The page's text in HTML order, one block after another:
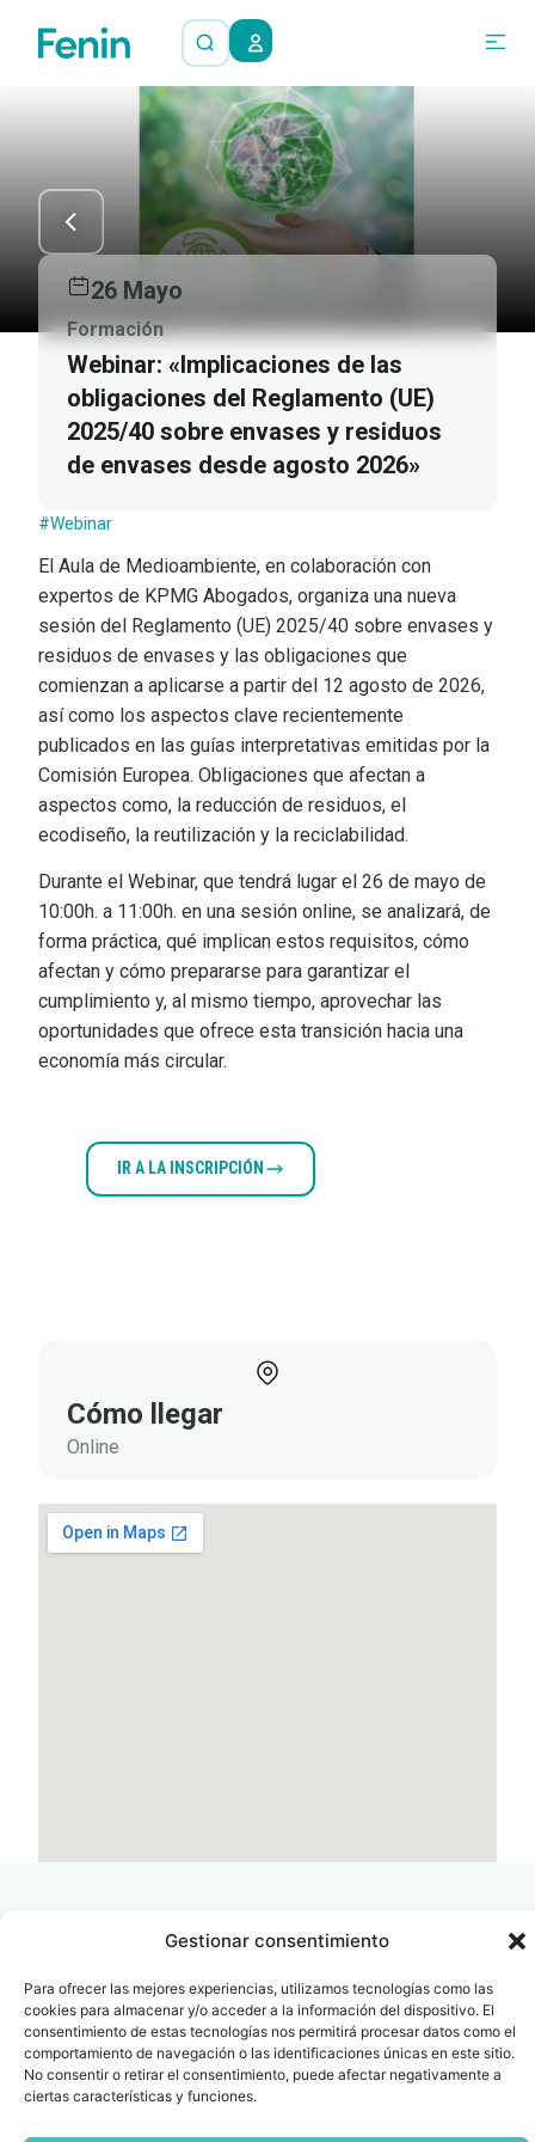
Gestionar consentimiento
Para ofrecer las mejores experiencias, utilizamos tecnologías como las
cookies para almacenar y/o acceder a la información del dispositivo. El
consentimiento de estas tecnologías nos permitirá procesar datos como el
comportamiento de navegación o las identificaciones únicas en este sitio.
No consentir o retirar el consentimiento, puede afectar negativamente a
ciertas características y funciones.
26 Mayo
Formación
Webinar: «Implicaciones de las
obligaciones del Reglamento (UE)
2025/40 sobre envases y residuos
de envases desde agosto 2026»
#Webinar
El Aula de Medioambiente, en colaboración con
expertos de KPMG Abogados, organiza una nueva
sesión del Reglamento (UE) 2025/40 sobre envases y
residuos de envases y las obligaciones que
comienzan a aplicarse a partir del 12 agosto de 2026,
así como los aspectos clave recientemente
publicados en las guías interpretativas emitidas por la
Comisión Europea. Obligaciones que afectan a
aspectos como, la reducción de residuos, el
ecodiseño, la reutilización y la reciclabilidad.
Durante el Webinar, que tendrá lugar el 26 de mayo de
10:00h. a 11:00h. en una sesión online, se analizará, de
forma práctica, qué implican estos requisitos, cómo
afectan y cómo prepararse para garantizar el
cumplimiento y, al mismo tiempo, aprovechar las
oportunidades que ofrece esta transición hacia una
economía más circular.
VER
PROGRAMA
IR A LA INSCRIPCIÓN
Cómo llegar
Online
Contacto
info@fenin.es
C/ Villanueva, 20 - 1-
28001
Oficina Barcelona
Travesera de Gracia, 56 -
1º, 3ª 08006
932 014 655